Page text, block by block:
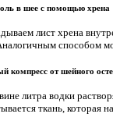
в шее с помощью хрена
лист хрена
способом
компресс от шейного
литра водки
ткань, которая